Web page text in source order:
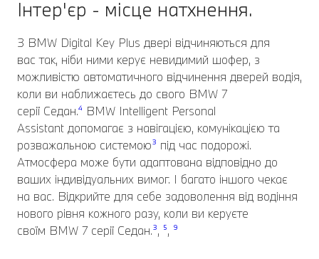
Інтер'єр - місце натхнення.
З BMW Digital Key Plus двері відчиняються для
вас так, ніби ними керує невидимий шофер, з
можливістю автоматичного відчинення дверей водія,
коли ви наближаєтесь до свого BMW 7
серії Седан.⁴ BMW Intelligent Personal
Assistant допомагає з навігацією, комунікацією та
розважальною системою³ під час подорожі.
Атмосфера може бути адаптована відповідно до
ваших індивідуальних вимог. І багато іншого чекає
на вас. Відкрийте для себе задоволення від водіння
нового рівня кожного разу, коли ви керуєте
своїм BMW 7 серії Седан.³, ⁵, ⁹